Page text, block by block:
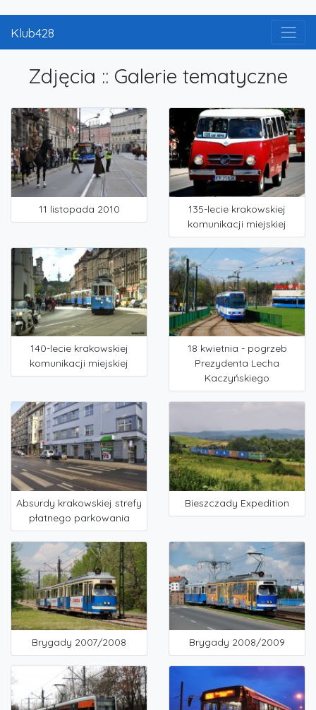
Klub428
Zdjęcia :: Galerie tematyczne
11 listopada 2010
135-lecie krakowskiej
komunikacji miejskiej
140-lecie krakowskiej
komunikacji miejskiej
18 kwietnia - pogrzeb
Prezydenta Lecha
Kaczyńskiego
Absurdy krakowskiej strefy
płatnego parkowania
Bieszczady Expedition
Brygady 2007/2008 Brygady 2008/2009